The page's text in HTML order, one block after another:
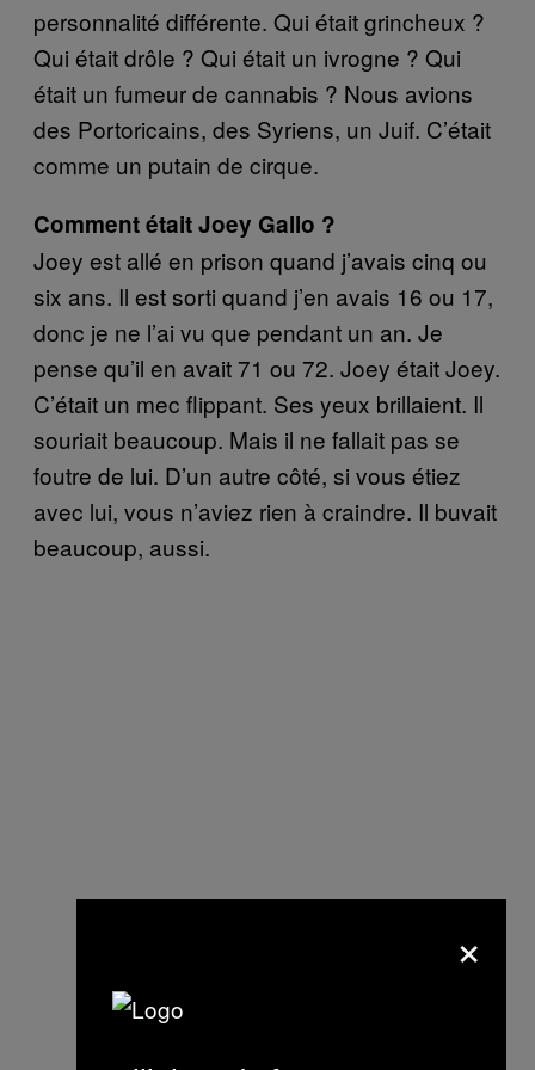
personnalité différente. Qui était grincheux ?
Qui était drôle ? Qui était un ivrogne ? Qui
était un fumeur de cannabis ? Nous avions
des Portoricains, des Syriens, un Juif. C’était
comme un putain de cirque.
Comment était Joey Gallo ?
Joey est allé en prison quand j’avais cinq ou
six ans. Il est sorti quand j’en avais 16 ou 17,
donc je ne l’ai vu que pendant un an. Je
pense qu’il en avait 71 ou 72. Joey était Joey.
C’était un mec flippant. Ses yeux brillaient. Il
souriait beaucoup. Mais il ne fallait pas se
foutre de lui. D’un autre côté, si vous étiez
avec lui, vous n’aviez rien à craindre. Il buvait
beaucoup, aussi.
×